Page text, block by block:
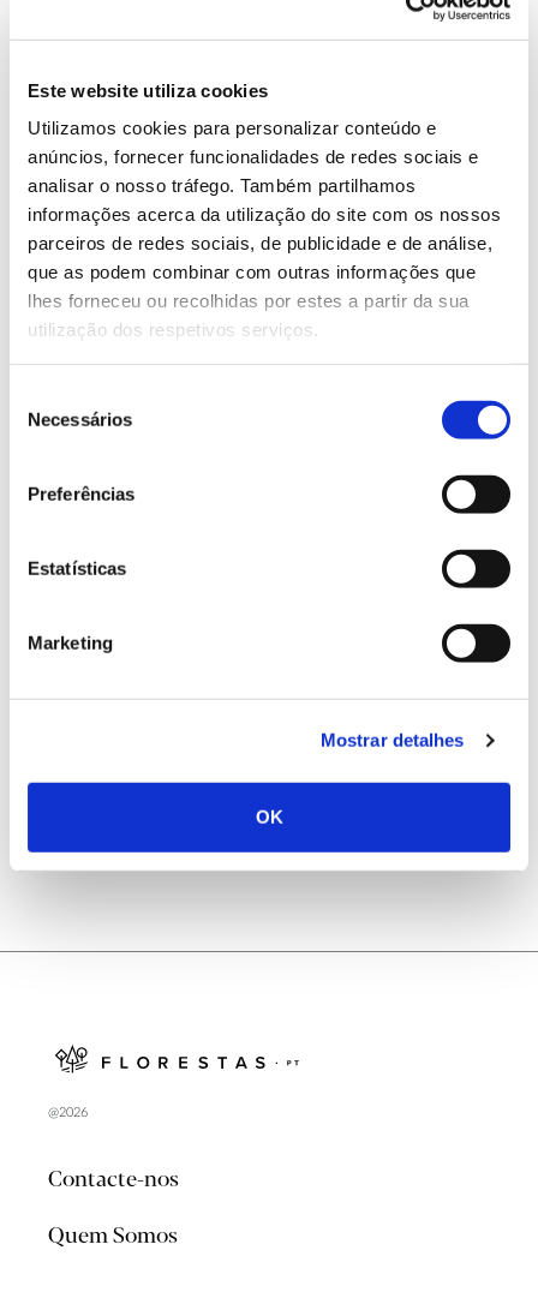
Este website utiliza cookies
Utilizamos cookies para personalizar conteúdo e
anúncios, fornecer funcionalidades de redes sociais e
analisar o nosso tráfego. Também partilhamos
informações acerca da utilização do site com os nossos
parceiros de redes sociais, de publicidade e de análise,
que as podem combinar com outras informações que
lhes forneceu ou recolhidas por estes a partir da sua
utilização dos respetivos serviços.
Necessários
Preferências
Estatísticas
Marketing
Mostrar detalhes
OK
criar florestas multifuncionais, capazes de equilibrar
diferentes funções e benefícios, incluindo, entre
mitigação das alterações climáticas, o recreio e a
conservação.
Saiba mais sobre este encontro
13.07.2026
Genoma do priolo e de outras espécies em risco:
Registar galhas de Trichi em acácia-das-espigas:
cidadãos chamados a ajudar
Natureza e florestas procuram jovens voluntários
@2026
Contacte-nos
Quem Somos